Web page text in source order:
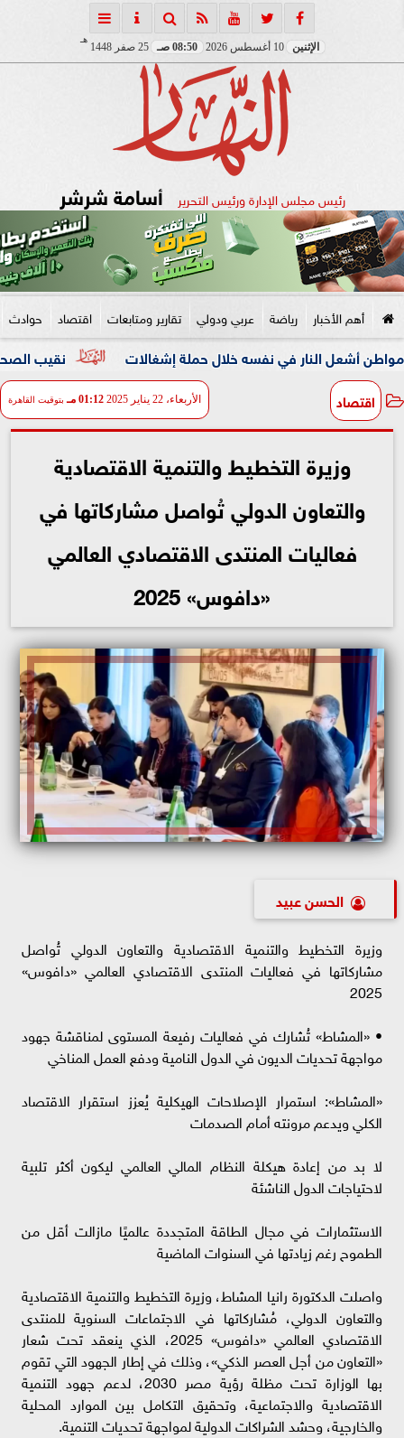
الإثنين 10 أغسطس 2026 08:50 صـ 25 صفر 1448
هـ
رئيس مجلس الإدارة ورئيس التحرير أسامة شرشر
أهم الأخبار رياضة عربي ودولي تقارير ومتابعات اقتصاد حوادث
نقيب الصحفيين في نفسه خلال حملة إشغالات
اقتصاد الأربعاء، 22 يناير 2025 01:12 مـ بتوقيت القاهرة
وزيرة التخطيط والتنمية الاقتصادية
والتعاون الدولي تُواصل مشاركاتها في
فعاليات المنتدى الاقتصادي العالمي
«دافوس» 2025
الحسن عبيد
وزيرة التخطيط والتنمية الاقتصادية والتعاون الدولي تُواصل
مشاركاتها في فعاليات المنتدى الاقتصادي العالمي «دافوس»
2025
• «المشاط» تُشارك في فعاليات رفيعة المستوى لمناقشة جهود
مواجهة تحديات الديون في الدول النامية ودفع العمل المناخي
«المشاط»: استمرار الإصلاحات الهيكلية يُعزز استقرار الاقتصاد
الكلي ويدعم مرونته أمام الصدمات
لا بد من إعادة هيكلة النظام المالي العالمي ليكون أكثر تلبية
لاحتياجات الدول الناشئة
الاستثمارات في مجال الطاقة المتجددة عالميًا مازالت أقل من
الطموح رغم زيادتها في السنوات الماضية
واصلت الدكتورة رانيا المشاط، وزيرة التخطيط والتنمية الاقتصادية
والتعاون الدولي، مُشاركاتها في الاجتماعات السنوية للمنتدى
الاقتصادي العالمي «دافوس» 2025، الذي ينعقد تحت شعار
«التعاون من أجل العصر الذكي»، وذلك في إطار الجهود التي تقوم
بها الوزارة تحت مظلة رؤية مصر 2030، لدعم جهود التنمية
الاقتصادية والاجتماعية، وتحقيق التكامل بين الموارد المحلية
والخارجية، وحشد الشراكات الدولية لمواجهة تحديات التنمية.